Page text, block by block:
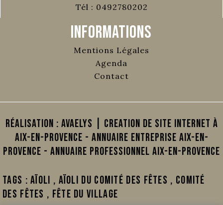
Tél : 0492780202
Informations
Mentions Légales
Agenda
Contact
Réalisation : AVAELYS | Creation de site internet à
Aix-en-Provence - Annuaire Entreprise Aix-en-
Provence - Annuaire Professionnel Aix-en-Provence
Tags :Aïoli , Aïoli du comité des fêtes , comité
des fêtes , fête du village